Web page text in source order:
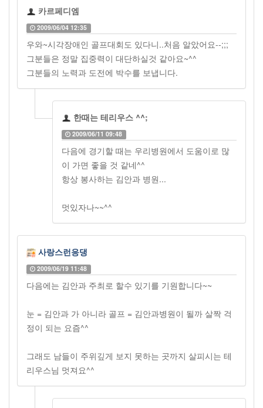
카르페디엠
2009/06/04 12:35
우와~시각장애인 골프대회도 있다니..처음 알았어요--;;;
그분들은 정말 집중력이 대단하실것 같아요~^^
그분들의 노력과 도전에 박수를 보냅니다.
한때는 테리우스 ^^;
2009/06/11 09:48
다음에 경기할 때는 우리병원에서 도움이로 많
이 가면 좋을 것 같네^^
항상 봉사하는 김안과 병원...
멋있자나~~^^
사랑스런응댕
2009/06/19 11:48
다음에는 김안과 주최로 할수 있기를 기원합니다~~
눈 = 김안과 가 아니라 골프 = 김안과병원이 될까 살짝 걱
정이 되는 요즘^^
그래도 남들이 주위깊게 보지 못하는 곳까지 살피시는 테
리우스님 멋져요^^